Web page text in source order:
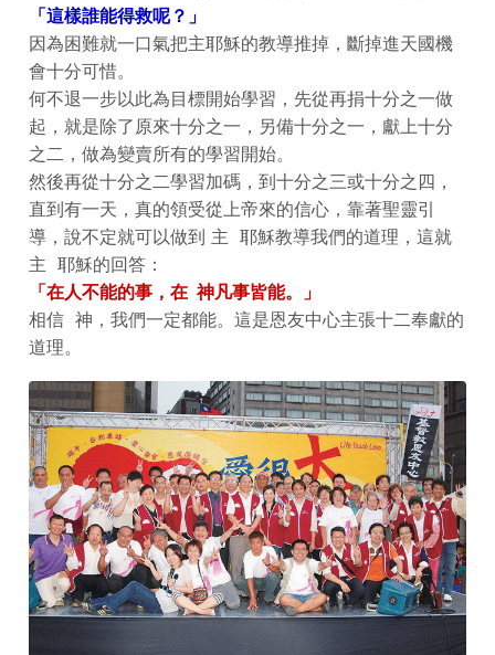
「這樣誰能得救呢？」
因為困難就一口氣把主耶穌的教導推掉，斷掉進天國機
會十分可惜。
何不退一步以此為目標開始學習，先從再捐十分之一做
起，就是除了原來十分之一，另備十分之一，獻上十分
之二，做為變賣所有的學習開始。
然後再從十分之二學習加碼，到十分之三或十分之四，
直到有一天，真的領受從上帝來的信心，靠著聖靈引
導，說不定就可以做到 主 耶穌教導我們的道理，這就
主 耶穌的回答：
「在人不能的事，在 神凡事皆能。」
相信 神，我們一定都能。這是恩友中心主張十二奉獻的
道理。